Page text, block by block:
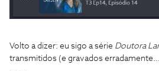
Volto a dizer: eu sigo a série Doutora
transmitidos (e gravados